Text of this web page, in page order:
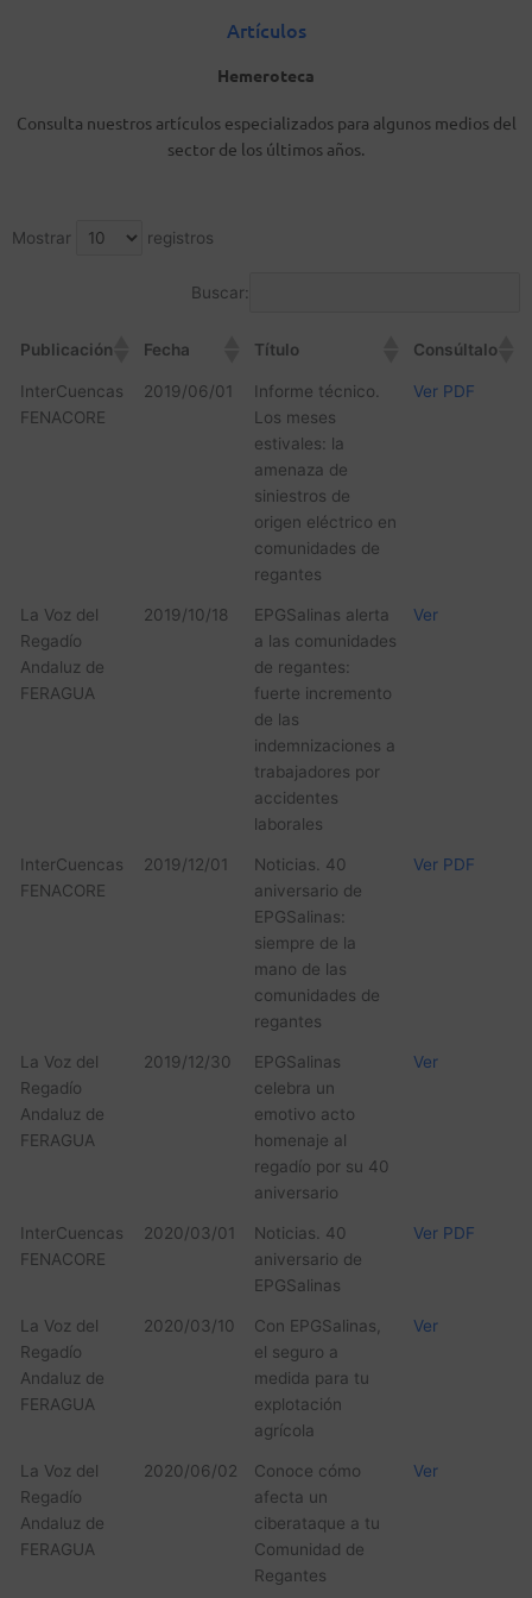
Artículos
Hemeroteca
Consulta nuestros artículos especializados para algunos medios del
sector de los últimos años.
Mostrar registros
Buscar:
Publicación Fecha Título Consúltalo
InterCuencas
FENACORE
2019/06/01
Informe técnico.
Los meses
estivales: la
amenaza de
siniestros de
origen eléctrico en
comunidades de
regantes
Ver PDF
La Voz del
Regadío
Andaluz de
FERAGUA
2019/10/18
EPGSalinas alerta
a las comunidades
de regantes:
fuerte incremento
de las
indemnizaciones a
trabajadores por
accidentes
laborales
Ver
InterCuencas
FENACORE
2019/12/01
Noticias. 40
aniversario de
EPGSalinas:
siempre de la
mano de las
comunidades de
regantes
Ver PDF
La Voz del
Regadío
Andaluz de
FERAGUA
2019/12/30
EPGSalinas
celebra un
emotivo acto
homenaje al
regadío por su 40
aniversario
Ver
InterCuencas
FENACORE
2020/03/01
Noticias. 40
aniversario de
EPGSalinas
Ver PDF
La Voz del
Regadío
Andaluz de
FERAGUA
2020/03/10
Con EPGSalinas,
el seguro a
medida para tu
explotación
agrícola
Ver
La Voz del
Regadío
Andaluz de
FERAGUA
2020/06/02
Conoce cómo
afecta un
ciberataque a tu
Comunidad de
Regantes
Ver